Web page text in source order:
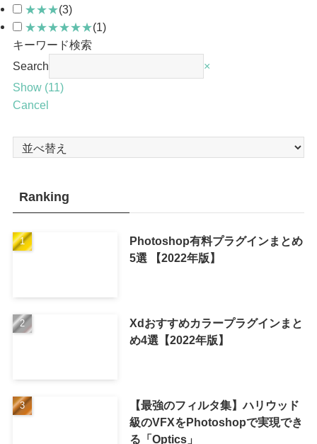
★★★(3)
★★★★★★(1)
キーワード検索
Search
×
Show (11)
Cancel
Ranking
Photoshop有料プラグインまとめ
5選 【2022年版】
Xdおすすめカラープラグインまと
め4選【2022年版】
【最強のフィルタ集】ハリウッド
級のVFXをPhotoshopで実現でき
る「Optics」